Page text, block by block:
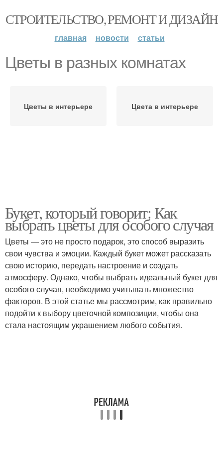
СТРОИТЕЛЬСТВО, РЕМОНТ И ДИЗАЙН
главная новости статьи
Цветы в разных комнатах
Цветы в интерьере Цвета в интерьере
Букет, который говорит: Как
выбрать цветы для особого случая
Цветы — это не просто подарок, это способ выразить
свои чувства и эмоции. Каждый букет может рассказать
свою историю, передать настроение и создать
атмосферу. Однако, чтобы выбрать идеальный букет для
особого случая, необходимо учитывать множество
факторов. В этой статье мы рассмотрим, как правильно
подойти к выбору цветочной композиции, чтобы она
стала настоящим украшением любого события.